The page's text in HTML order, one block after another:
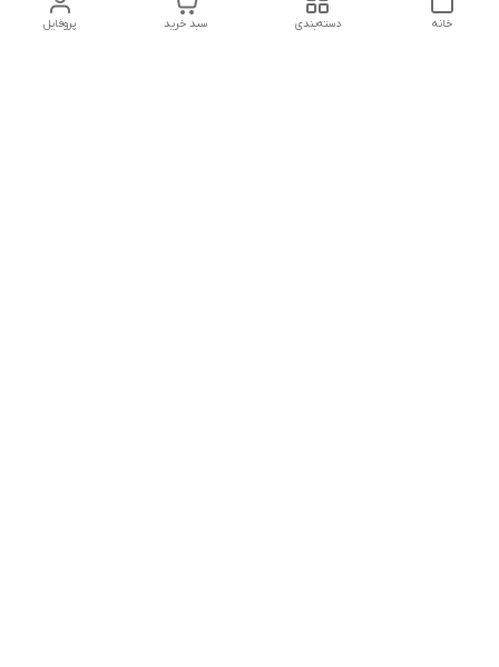
پروفایل سبد خرید دسته‌بندی خانه